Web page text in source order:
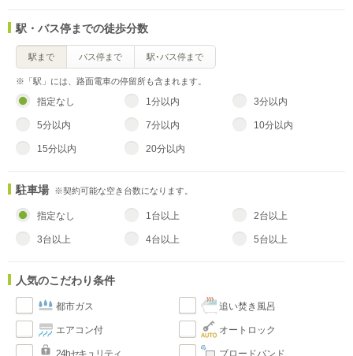
駅・バス停までの徒歩分数
駅まで バス停まで 駅･バス停まで
指定なし 1分以内 3分以内
5分以内 7分以内 10分以内
15分以内 20分以内
※「駅」には、路面電車の停留所も含まれます。
駐車場 ※契約可能な空き台数になります。
指定なし 1台以上 2台以上
3台以上 4台以上 5台以上
人気のこだわり条件
都市ガス 追い焚き風呂
エアコン付 オートロック
24hセキュリティ ブロードバンド